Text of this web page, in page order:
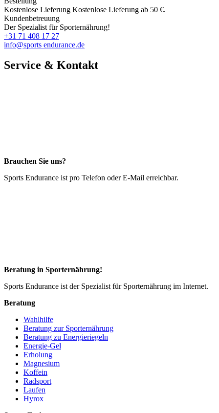
Kostenlose Lieferung Kostenlose Lieferung ab 50 €.
Kundenbetreuung
Der Spezialist für Sporternährung!
+31 71 408 17 27
info@sports endurance.de
Service & Kontakt
Brauchen Sie uns?
Sports Endurance ist pro Telefon oder E-Mail erreichbar.
Beratung in Sporternährung!
Sports Endurance ist der Spezialist für Sporternährung im Internet.
Beratung
Wahlhilfe
Beratung zur Sporternährung
Beratung zu Energieriegeln
Energie-Gel
Erholung
Magnesium
Koffein
Radsport
Laufen
Hyrox